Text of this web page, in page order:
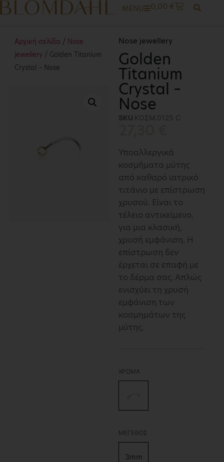
MENU 0,00 €
Αρχική σελίδα / Nose
jewellery/ Golden Titanium
Crystal – Nose
Nose jewellery
Golden
Titanium
Crystal –
Nose
SKU ΚΟΣΜ.0125 C
Υποαλλεργικά
κοσμήματα μύτης
από καθαρό ιατρικό
τιτάνιο με επίστρωση
χρυσού. Είναι το
τέλειο αντικείμενο,
για μια κλασική,
χρυσή εμφάνιση. Η
επίστρωση δεν
έρχεται σε επαφή με
το δέρμα σας. Απλώς
ενισχύει τη χρυσή
εμφάνιση των
κοσμημάτων της
μύτης.
ΧΡΩΜΑ
ΜΕΓΕΘΟΣ
3mm